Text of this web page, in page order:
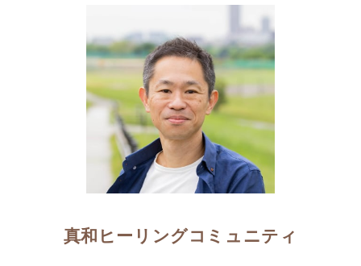
真和ヒーリングコミュニティ